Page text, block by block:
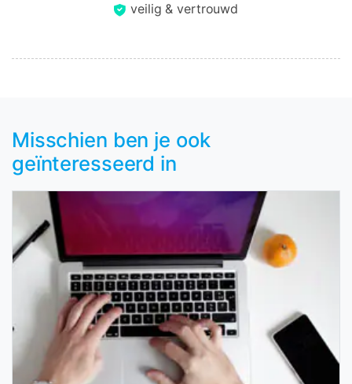
veilig & vertrouwd
Misschien ben je ook
geïnteresseerd in